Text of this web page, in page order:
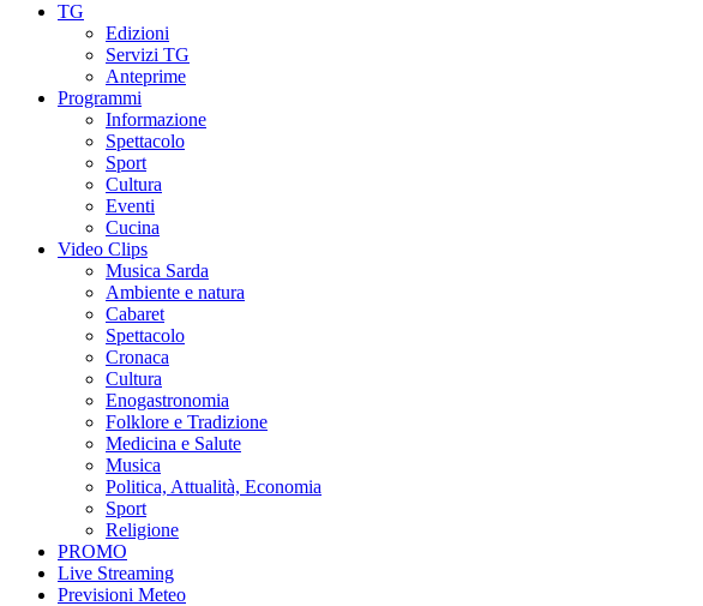
TG
Edizioni
Servizi TG
Anteprime
Programmi
Informazione
Spettacolo
Sport
Cultura
Eventi
Cucina
Video Clips
Musica Sarda
Ambiente e natura
Cabaret
Spettacolo
Cronaca
Cultura
Enogastronomia
Folklore e Tradizione
Medicina e Salute
Musica
Politica, Attualità, Economia
Sport
Religione
PROMO
Live Streaming
Previsioni Meteo